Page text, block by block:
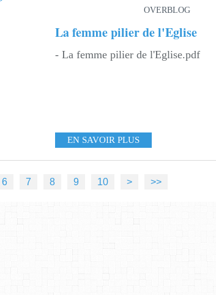
OVERBLOG
La femme pilier de l'Eglise
- La femme pilier de l'Eglise.pdf
EN SAVOIR PLUS
6 7 8 9 10 20
30
40
50
60
70
80
90
100
200
> >>